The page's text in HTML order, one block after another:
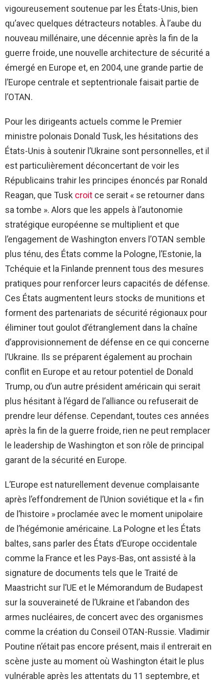
vigoureusement soutenue par les États-Unis, bien
qu’avec quelques détracteurs notables. À l’aube du
nouveau millénaire, une décennie après la fin de la
guerre froide, une nouvelle architecture de sécurité a
émergé en Europe et, en 2004, une grande partie de
l’Europe centrale et septentrionale faisait partie de
l’OTAN.
Pour les dirigeants actuels comme le Premier
ministre polonais Donald Tusk, les hésitations des
États-Unis à soutenir l’Ukraine sont personnelles, et il
est particulièrement déconcertant de voir les
Républicains trahir les principes énoncés par Ronald
Reagan, que Tusk croit ce serait « se retourner dans
sa tombe ». Alors que les appels à l’autonomie
stratégique européenne se multiplient et que
l’engagement de Washington envers l’OTAN semble
plus ténu, des États comme la Pologne, l’Estonie, la
Tchéquie et la Finlande prennent tous des mesures
pratiques pour renforcer leurs capacités de défense.
Ces États augmentent leurs stocks de munitions et
forment des partenariats de sécurité régionaux pour
éliminer tout goulot d’étranglement dans la chaîne
d’approvisionnement de défense en ce qui concerne
l’Ukraine. Ils se préparent également au prochain
conflit en Europe et au retour potentiel de Donald
Trump, ou d’un autre président américain qui serait
plus hésitant à l’égard de l’alliance ou refuserait de
prendre leur défense. Cependant, toutes ces années
après la fin de la guerre froide, rien ne peut remplacer
le leadership de Washington et son rôle de principal
garant de la sécurité en Europe.
L’Europe est naturellement devenue complaisante
après l’effondrement de l’Union soviétique et la « fin
de l’histoire » proclamée avec le moment unipolaire
de l’hégémonie américaine. La Pologne et les États
baltes, sans parler des États d’Europe occidentale
comme la France et les Pays-Bas, ont assisté à la
signature de documents tels que le Traité de
Maastricht sur l’UE et le Mémorandum de Budapest
sur la souveraineté de l’Ukraine et l’abandon des
armes nucléaires, de concert avec des organismes
comme la création du Conseil OTAN-Russie. Vladimir
Poutine n’était pas encore présent, mais il entrerait en
scène juste au moment où Washington était le plus
vulnérable après les attentats du 11 septembre, et